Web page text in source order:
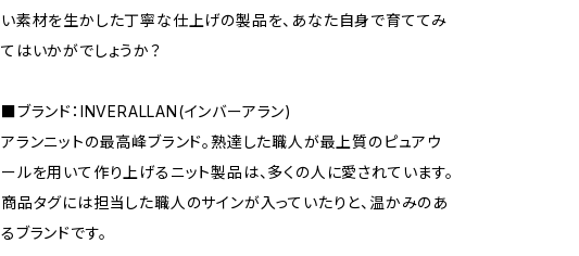
い素材を生かした丁寧な仕上げの製品を、あなた自身で育ててみ
てはいかがでしょうか？
■ブランド：INVERALLAN(インバーアラン)
アランニットの最高峰ブランド。熟達した職人が最上質のピュアウ
ールを用いて作り上げるニット製品は、多くの人に愛されています。
商品タグには担当した職人のサインが入っていたりと、温かみのあ
るブランドです。